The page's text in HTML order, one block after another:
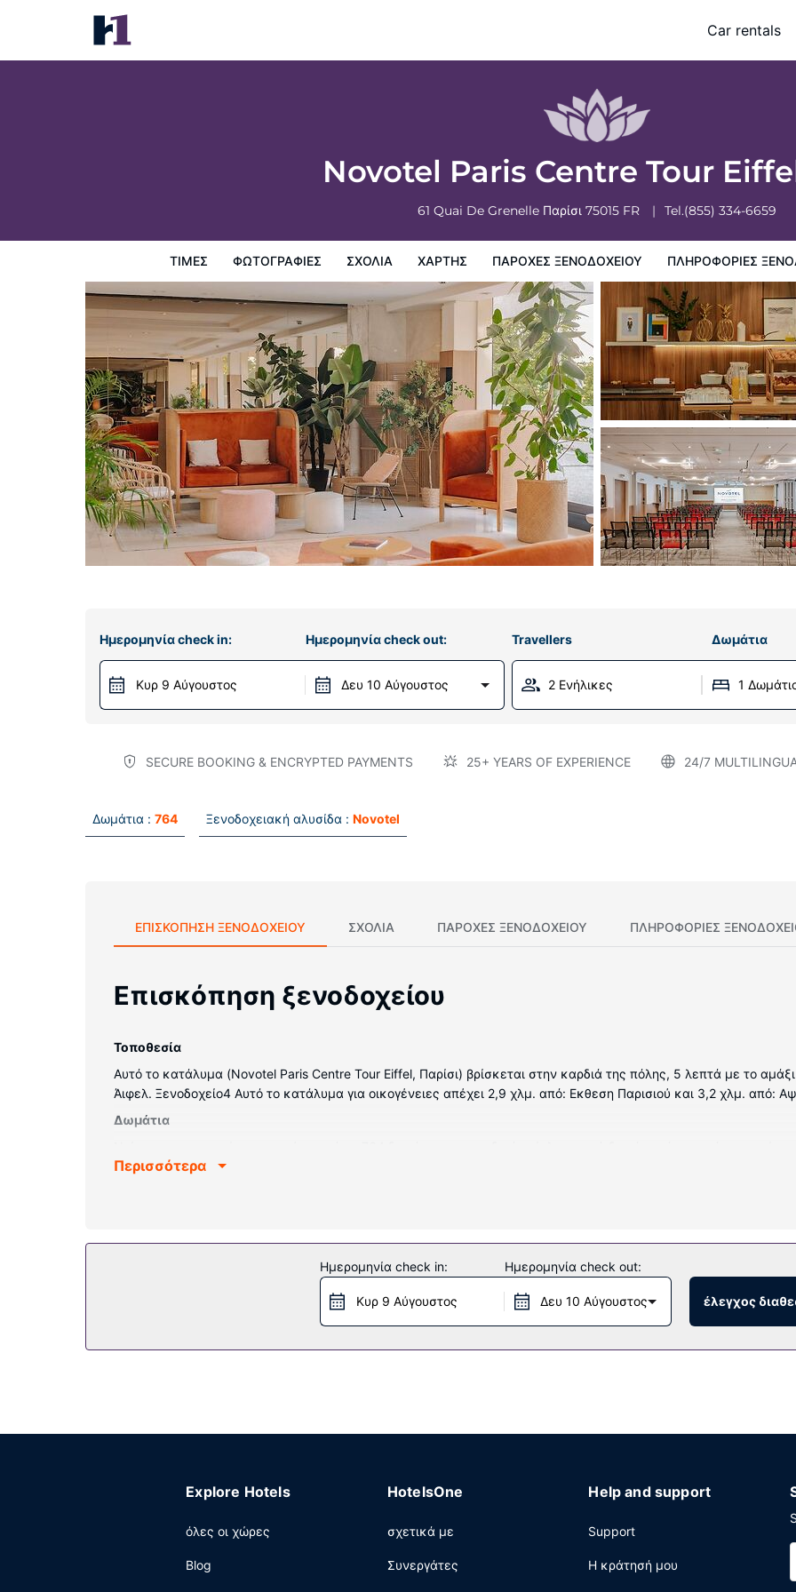
Car rentals
Novotel Paris Centre Tour
61 Quai De Grenelle Παρίσι 75015 FR Tel.(855) 334-6659
ΤΙΜΈΣ ΦΩΤΟΓΡΑΦΊΕΣ ΣΧΌΛΙΑ ΧΆΡΤΗΣ ΠΑΡΟΧΕΣ ΞΕΝΟΔΟΧΕΙΟΥ ΠΛΗΡΟΦΟΡΊΕΣ
Novotel Paris Centre Tour Eiffel
Τιμές Πολιτικη ξενοδοχείων
Ημερομηνία check in:
Κυρ 9 Αύγουστος
Ημερομηνία check out:
Δευ 10 Αύγουστος
Travellers Δωμάτια
2 Ενήλικες 1
SECURE BOOKING & ENCRYPTED PAYMENTS 25+ YEARS OF EXPERIENCE 24/7
Δωμάτια : 764 Ξενοδοχειακή αλυσίδα : Novotel
ΕΠΙΣΚΌΠΗΣΗ ΞΕΝΟΔΟΧΕΊΟΥ ΣΧΌΛΙΑ ΠΑΡΟΧΕΣ ΞΕΝΟΔΟΧΕΙΟΥ ΠΛΗΡΟΦΟΡΊΕΣ
Επισκόπηση ξενοδοχείου
Τοποθεσία
Αυτό το κατάλυμα (Novotel Paris Centre Tour Eiffel, Παρίσι) βρίσκεται στην καρδιά της πόλης, 5 λεπτά με το
Άιφελ. Ξενοδοχείο4 Αυτό το κατάλυμα για οικογένειες απέχει 2,9 χλμ. από: Εκθεση Παρισιού και 3,2 χλμ. από:
Δωμάτια
ανώστρωμα) διαθέτει κλινοσκεπάσματα υψηλής ποιότητας (premium). Mπορείτε να είστε πάντα online με
Μην παραλείψετε να δοκιμάσετε τις ψυχαγωγικές δραστηριότητες που προσφέρονται, όπως εσωτερική πισίνα,
θα βρείτε επίσης δωρεάν ασύρματο ίντερνετ, υπηρεσίες concierge και τηλεόραση σε κοινόχρηστο χώρο.
Απολαύστε γαλλική κουζίνα στο GREEM, ένα από τα 2 εστιατόρια που υπάρχουν σε αυτό το ξενοδοχείο ή
(κατά τη διάρκεια συγκεκριμένων ωρών μόνο). Χαλαρώστε στο τέλος της μέρας με ένα ποτό στο μπαρ/lounge.
Περισσότερα
Ημερομηνία check in:
Κυρ 9 Αύγουστος
Ημερομηνία check out:
Δευ 10 Αύγουστος έλεγχος
Explore Hotels
όλες οι χώρες
Blog
HotelsOne
σχετικά με
Συνεργάτες
Help and support
Support
Η κράτησή μου